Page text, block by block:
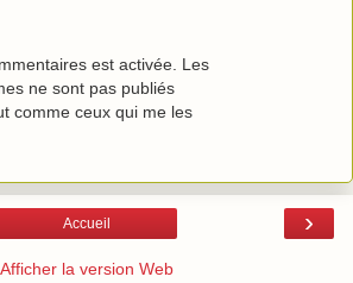
est activée. Les
ne sont pas publiés
comme ceux qui me les
›
Accueil
Afficher la version Web